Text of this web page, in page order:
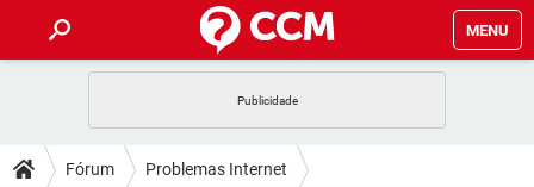
MENU
CELULAR FACEBOOK
DICAS
Fórum Problemas Internet